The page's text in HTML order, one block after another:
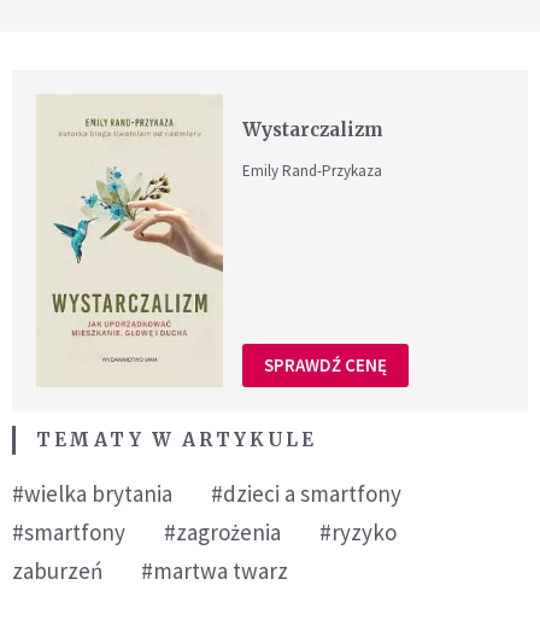
Wystarczalizm
Emily Rand-Przykaza
SPRAWDŹ CENĘ
TEMATY W ARTYKULE
#wielka brytania
#dzieci a smartfony
#smartfony
#zagrożenia
#ryzyko
zaburzeń
#martwa twarz